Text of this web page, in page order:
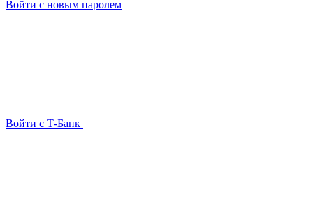
Войти с новым паролем
Войти с Т-Банк